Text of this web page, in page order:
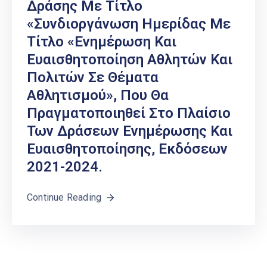
Δράσης Με Τίτλο
«Συνδιοργάνωση Ημερίδας Με
Τίτλο «Ενημέρωση Και
Ευαισθητοποίηση Αθλητών Και
Πολιτών Σε Θέματα
Αθλητισμού», Που Θα
Πραγματοποιηθεί Στο Πλαίσιο
Των Δράσεων Ενημέρωσης Και
Ευαισθητοποίησης, Εκδόσεων
2021-2024.
Continue Reading